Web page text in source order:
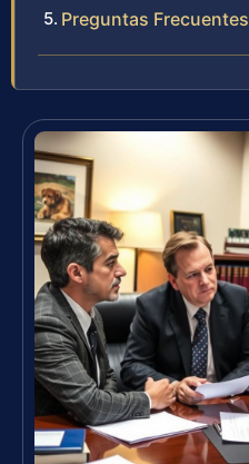
Preguntas Frecuentes